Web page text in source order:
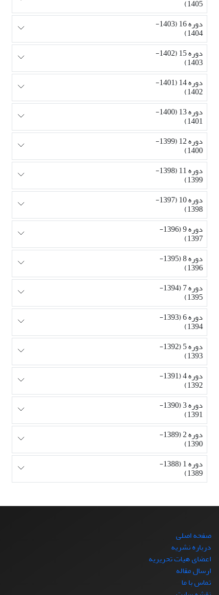
1405)
دوره 16 (1403-
1404)
دوره 15 (1402-
1403)
دوره 14 (1401-
1402)
دوره 13 (1400-
1401)
دوره 12 (1399-
1400)
دوره 11 (1398-
1399)
دوره 10 (1397-
1398)
دوره 9 (1396-
1397)
دوره 8 (1395-
1396)
دوره 7 (1394-
1395)
دوره 6 (1393-
1394)
دوره 5 (1392-
1393)
دوره 4 (1391-
1392)
دوره 3 (1390-
1391)
دوره 2 (1389-
1390)
دوره 1 (1388-
1389)
صفحه اصلی
درباره نشریه
اعضای هیات تحریریه
ارسال مقاله
تماس با ما